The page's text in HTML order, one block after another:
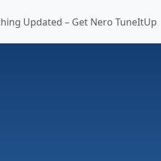
Updated – Get Nero TuneItUp